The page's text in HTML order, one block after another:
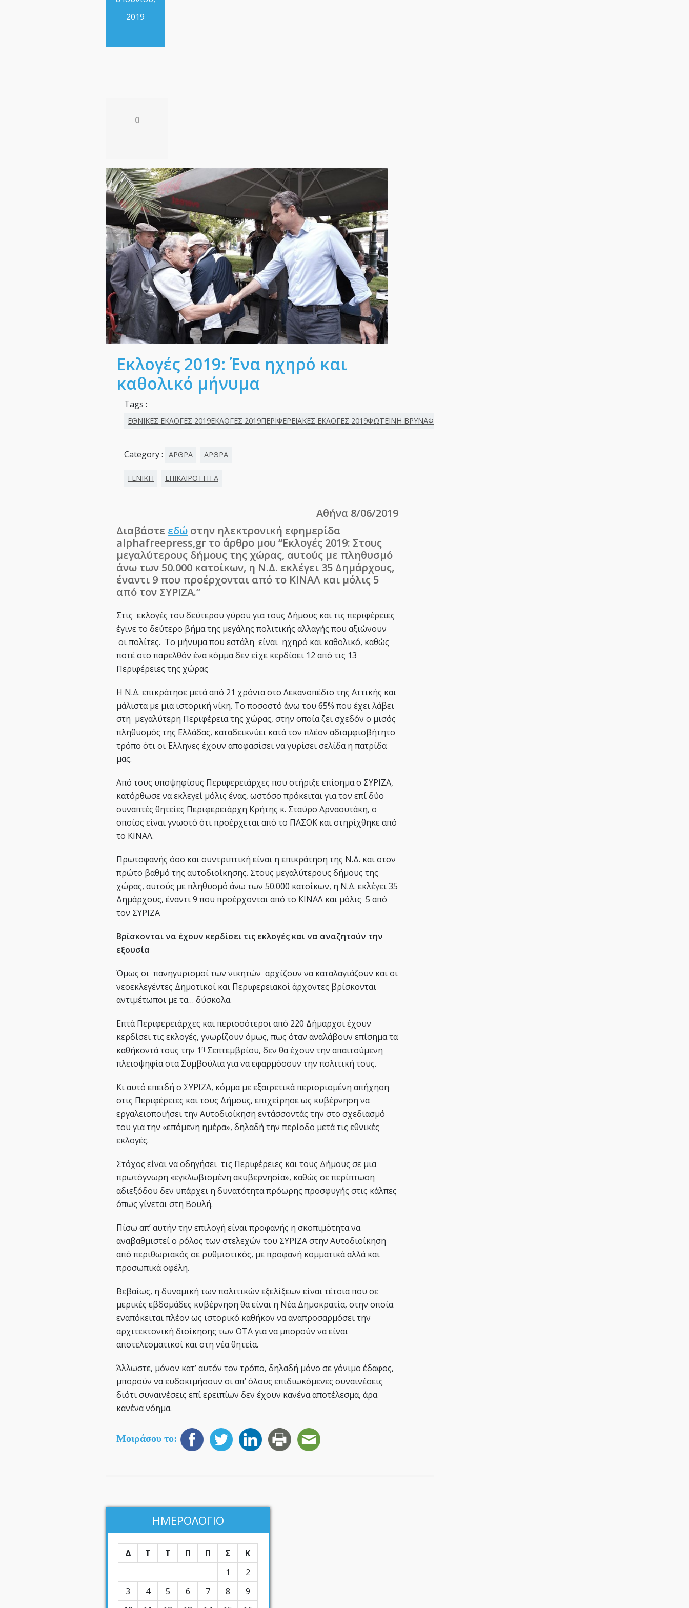
2019
0
Εκλογές 2019: Ένα ηχηρό και
καθολικό μήνυμα
Tags :
ΕΘΝΙΚΕΣ ΕΚΛΟΓΕΣ 2019ΕΚΛΟΓΕΣ 2019ΠΕΡΙΦΕΡΕΙΑΚΕΣ ΕΚΛΟΓΕΣ 2019ΦΩΤΕΙΝΗ ΒΡΥΝΑΦΩΤΕΙΝΗ ΒΡΥΝΑ ΠΕΡΙΦΕΡΕΙΑΚΗ ΣΥΜΒΟΥΛΟΣ ΑΤΤΙΚΗΣ
Category : ΑΡΘΡΑ ΑΡΘΡΑ
ΓΕΝΙΚΗ ΕΠΙΚΑΙΡΟΤΗΤΑ
Αθήνα 8/06/2019
Διαβάστε εδώ στην ηλεκτρονική εφημερίδα
alphafreepress,gr το άρθρο μου “Εκλογές 2019: Στους
μεγαλύτερους δήμους της χώρας, αυτούς με πληθυσμό
άνω των 50.000 κατοίκων, η Ν.Δ. εκλέγει 35 Δημάρχους,
έναντι 9 που προέρχονται από το ΚΙΝΑΛ και μόλις 5
από τον ΣΥΡΙΖΑ.”
Στις εκλογές του δεύτερου γύρου για τους Δήμους και τις περιφέρειες
έγινε το δεύτερο βήμα της μεγάλης πολιτικής αλλαγής που αξιώνουν
οι πολίτες. Το μήνυμα που εστάλη είναι ηχηρό και καθολικό, καθώς
ποτέ στο παρελθόν ένα κόμμα δεν είχε κερδίσει 12 από τις 13
Περιφέρειες της χώρας
Η Ν.Δ. επικράτησε μετά από 21 χρόνια στο Λεκανοπέδιο της Αττικής και
μάλιστα με μια ιστορική νίκη. Το ποσοστό άνω του 65% που έχει λάβει
στη μεγαλύτερη Περιφέρεια της χώρας, στην οποία ζει σχεδόν ο μισός
πληθυσμός της Ελλάδας, καταδεικνύει κατά τον πλέον αδιαμφισβήτητο
τρόπο ότι οι Έλληνες έχουν αποφασίσει να γυρίσει σελίδα η πατρίδα
μας.
Από τους υποψηφίους Περιφερειάρχες που στήριξε επίσημα ο ΣΥΡΙΖΑ,
κατόρθωσε να εκλεγεί μόλις ένας, ωστόσο πρόκειται για τον επί δύο
συναπτές θητείες Περιφερειάρχη Κρήτης κ. Σταύρο Αρναουτάκη, ο
οποίος είναι γνωστό ότι προέρχεται από το ΠΑΣΟΚ και στηρίχθηκε από
το ΚΙΝΑΛ.
Πρωτοφανής όσο και συντριπτική είναι η επικράτηση της Ν.Δ. και στον
πρώτο βαθμό της αυτοδιοίκησης. Στους μεγαλύτερους δήμους της
χώρας, αυτούς με πληθυσμό άνω των 50.000 κατοίκων, η Ν.Δ. εκλέγει 35
Δημάρχους, έναντι 9 που προέρχονται από το ΚΙΝΑΛ και μόλις 5 από
τον ΣΥΡΙΖΑ
Βρίσκονται να έχουν κερδίσει τις εκλογές και να αναζητούν την
εξουσία
Όμως οι πανηγυρισμοί των νικητών αρχίζουν να καταλαγιάζουν και οι
νεοεκλεγέντες Δημοτικοί και Περιφερειακοί άρχοντες βρίσκονται
αντιμέτωποι με τα… δύσκολα.
Επτά Περιφερειάρχες και περισσότεροι από 220 Δήμαρχοι έχουν
κερδίσει τις εκλογές, γνωρίζουν όμως, πως όταν αναλάβουν επίσημα τα
καθήκοντά τους την 1 η Σεπτεμβρίου, δεν θα έχουν την απαιτούμενη
πλειοψηφία στα Συμβούλια για να εφαρμόσουν την πολιτική τους.
Κι αυτό επειδή ο ΣΥΡΙΖΑ, κόμμα με εξαιρετικά περιορισμένη απήχηση
στις Περιφέρειες και τους Δήμους, επιχείρησε ως κυβέρνηση να
εργαλειοποιήσει την Αυτοδιοίκηση εντάσσοντάς την στο σχεδιασμό
του για την «επόμενη ημέρα», δηλαδή την περίοδο μετά τις εθνικές
εκλογές.
Στόχος είναι να οδηγήσει τις Περιφέρειες και τους Δήμους σε μια
πρωτόγνωρη «εγκλωβισμένη ακυβερνησία», καθώς σε περίπτωση
αδιεξόδου δεν υπάρχει η δυνατότητα πρόωρης προσφυγής στις κάλπες
όπως γίνεται στη Βουλή.
Πίσω απ’ αυτήν την επιλογή είναι προφανής η σκοπιμότητα να
αναβαθμιστεί ο ρόλος των στελεχών του ΣΥΡΙΖΑ στην Αυτοδιοίκηση
από περιθωριακός σε ρυθμιστικός, με προφανή κομματικά αλλά και
προσωπικά οφέλη.
Βεβαίως, η δυναμική των πολιτικών εξελίξεων είναι τέτοια που σε
μερικές εβδομάδες κυβέρνηση θα είναι η Νέα Δημοκρατία, στην οποία
εναπόκειται πλέον ως ιστορικό καθήκον να αναπροσαρμόσει την
αρχιτεκτονική διοίκησης των ΟΤΑ για να μπορούν να είναι
αποτελεσματικοί και στη νέα θητεία.
Άλλωστε, μόνον κατ’ αυτόν τον τρόπο, δηλαδή μόνο σε γόνιμο έδαφος,
μπορούν να ευδοκιμήσουν οι απ’ όλους επιδιωκόμενες συναινέσεις
διότι συναινέσεις επί ερειπίων δεν έχουν κανένα αποτέλεσμα, άρα
κανένα νόημα.
Μοιράσου το:
ΗΜΕΡΟΛΟΓΙΟ
Δ Τ Τ Π Π Σ
Κ
1
2
3
4 5 6 7 8
9